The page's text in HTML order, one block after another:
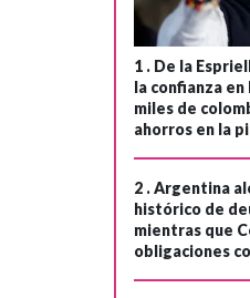
1 . De la
la confianza
miles de
ahorros en la
2 .Argentina
histórico de
mientras que
obligaciones